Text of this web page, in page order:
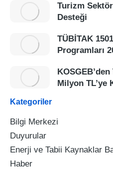
Turizm
Desteği
TÜBİTAK
Programları
Milyon TL’ye
Kategoriler
Bilgi Merkezi
Duyurular
Enerji ve Tabii Kaynaklar
Haber